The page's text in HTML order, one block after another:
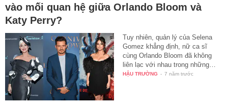
vào mối quan hệ giữa Orlando Bloom và
Katy Perry?
Tuy nhiên, quản lý của Selena
Gomez khẳng định, nữ ca sĩ
cùng Orlando Bloom đã không
liên lạc với nhau trong những…
HẬU TRƯỜNG - 7 năm trước